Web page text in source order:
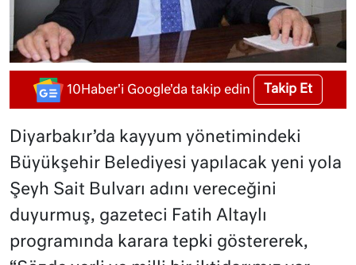
10Haber'i Google'da takip edin Takip Et
Diyarbakır’da kayyum yönetimindeki
Büyükşehir Belediyesi yapılacak yeni yola
Şeyh Sait Bulvarı adını vereceğini
duyurmuş, gazeteci Fatih Altaylı
programında karara tepki göstererek,